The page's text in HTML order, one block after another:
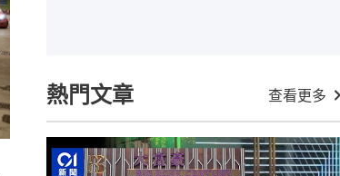
熱門文章 查看更多